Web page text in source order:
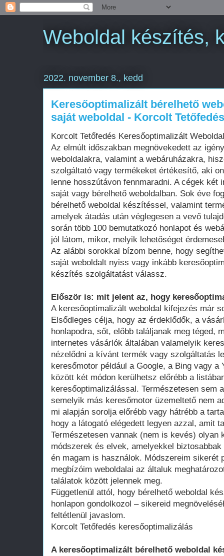
Weboldal készítés,
2022. november 8., kedd
Keresőoptimalizált bérelhető
saját weboldal - Korcolt Tetőfedés
Korcolt Tetőfedés Keresőoptimalizált
Az elmúlt időszakban megnövekedett az
weboldalakra, valamint a webáruházakra,
szolgáltató vagy termékeket értékesítő, aki
lenne hosszútávon fennmaradni. A cégek két
saját vagy bérelhető weboldalban. Sok éve
bérelhető weboldal készítéssel, valamint
amelyek átadás után véglegesen a vevő
során több 100 bemutatkozó honlapot és
jól látom, mikor, melyik lehetőséget
Az alábbi sorokkal bízom benne, hogy
saját weboldalt nyiss vagy inkább
készítés szolgáltatást válassz.
Először is: mit jelent az, hogy
A keresőoptimalizált weboldal kifejezés már
Elsődleges célja, hogy az érdeklődők, a
honlapodra, sőt, előbb találjanak meg téged,
internetes vásárlók általában valamelyik
nézelődni a kívánt termék vagy szolgáltatás
keresőmotor például a Google, a Bing vagy a
között két módon kerülhetsz előrébb a
keresőoptimalizálással. Természetesen sem
semelyik más keresőmotor üzemeltető nem
mi alapján sorolja előrébb vagy hátrébb a
hogy a látogató elégedett legyen azzal, amit
Természetesen vannak (nem is kevés) olyan
módszerek és elvek, amelyekkel
én magam is használok. Módszereim sikerét
megbízóim weboldalai az általuk
találatok között jelennek meg.
Függetlenül attól, hogy bérelhető weboldal
honlapon gondolkozol – sikereid
feltétlenül javaslom.
Korcolt Tetőfedés keresőoptimalizálás
A keresőoptimalizált bérelhető weboldal